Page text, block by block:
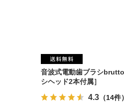
音波式電動歯ブラシ
シヘッド2本付属］
4.3 （14件）